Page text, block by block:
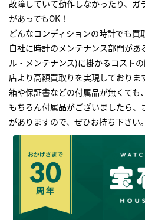
故障していて動作しなかったり、ガ
があってもOK！
どんなコンディションの時計でも買
自社に時計のメンテナンス部門が
ル・メンテナンス)に掛かるコスト
店より高額買取りを実現しておりま
箱や保証書などの付属品が無くても
もちろん付属品がございましたら
がありますので、ぜひお持ち下さい｡